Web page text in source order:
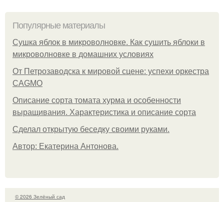
Популярные материалы
Сушка яблок в микроволновке. Как сушить яблоки в
микроволновке в домашних условиях
От Петрозаводска к мировой сцене: успехи оркестра
CAGMO
Описание сорта томата хурма и особенности
выращивания. Характеристика и описание сорта
Сделал открытую беседку своими руками.
Автор: Екатерина Антонова.
© 2026 Зелёный сад